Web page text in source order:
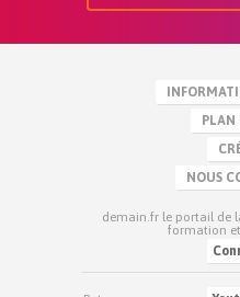
PLAN
NOUS
demain.fr le portail de
formation